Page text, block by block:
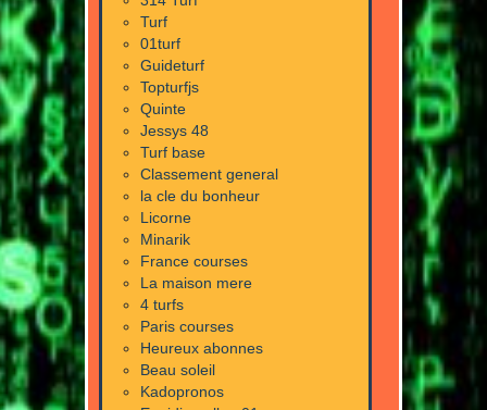
Turf
01turf
Guideturf
Topturfjs
Quinte
Jessys 48
Turf base
Classement general
la cle du bonheur
Licorne
Minarik
France courses
La maison mere
4 turfs
Paris courses
Heureux abonnes
Beau soleil
Kadopronos